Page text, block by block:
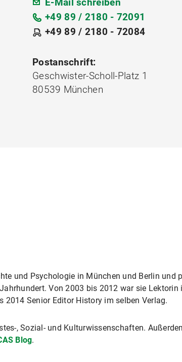
+49 89 / 2180 - 72091
+49 89 / 2180 - 72084
Postanschrift:
Geschwister-Scholl-Platz 1
80539 München
und Psychologie in München und Berlin und
Von 2003 bis 2012 war sie
2014 Senior Editor History im selben Verlag.
, Sozial- und Kulturwissenschaften.
Blog.